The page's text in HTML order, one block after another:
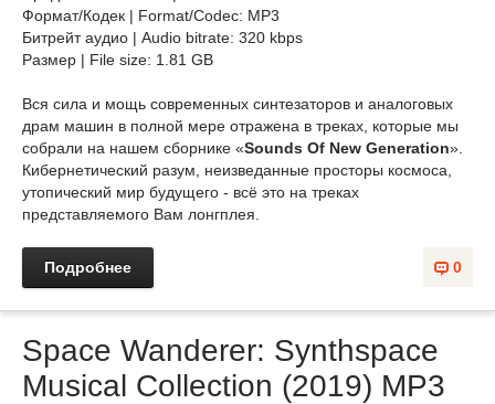
Формат/Кодек | Format/Codec: MP3
Битрейт аудио | Audio bitrate: 320 kbps
Размер | File size: 1.81 GB
Вся сила и мощь современных синтезаторов и аналоговых
драм машин в полной мере отражена в треках, которые мы
собрали на нашем сборнике «Sounds Of New Generation».
Кибернетический разум, неизведанные просторы космоса,
утопический мир будущего - всё это на треках
представляемого Вам лонгплея.
0
Подробнее
Space Wanderer: Synthspace
Musical Collection (2019) MP3